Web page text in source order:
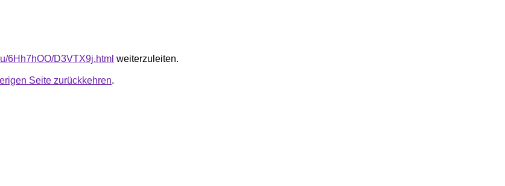
6Hh7hOO/D3VTX9j.html weiterzuleiten.
Seite zurückkehren.